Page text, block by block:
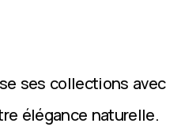
ses collections avec
élégance naturelle.